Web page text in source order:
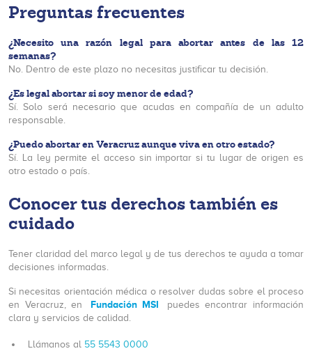
Preguntas frecuentes
¿Necesito una razón legal para abortar antes de las 12
semanas?
No. Dentro de este plazo no necesitas justificar tu decisión.
¿Es legal abortar si soy menor de edad?
Sí. Solo será necesario que acudas en compañía de un adulto
responsable.
¿Puedo abortar en Veracruz aunque viva en otro estado?
Sí. La ley permite el acceso sin importar si tu lugar de origen es
otro estado o país.
Conocer tus derechos también es
cuidado
Tener claridad del marco legal y de tus derechos te ayuda a tomar
decisiones informadas.
Si necesitas orientación médica o resolver dudas sobre el proceso
en Veracruz, en
Fundación MSI
puedes encontrar información
clara y servicios de calidad.
Llámanos al 55 5543 0000